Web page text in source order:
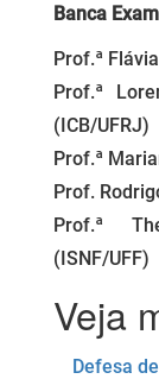
Banca
Prof.ª
Prof.ª
(ICB/UFRJ)
Prof.ª
Prof.
Prof.ª
(ISNF/UFF)
Defesa